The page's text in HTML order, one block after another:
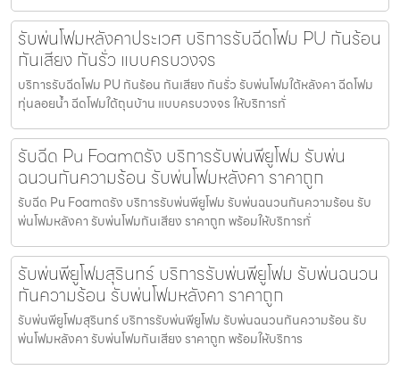
รับพ่นโฟมหลังคาประเวศ บริการรับฉีดโฟม PU กันร้อน
กันเสียง กันรั่ว แบบครบวงจร
บริการรับฉีดโฟม PU กันร้อน กันเสียง กันรั่ว รับพ่นโฟมใต้หลังคา ฉีดโฟม
ทุ่นลอยน้ำ ฉีดโฟมใต้ถุนบ้าน แบบครบวงจร ให้บริการทั่
รับฉีด Pu Foamตรัง บริการรับพ่นพียูโฟม รับพ่น
ฉนวนกันความร้อน รับพ่นโฟมหลังคา ราคาถูก
รับฉีด Pu Foamตรัง บริการรับพ่นพียูโฟม รับพ่นฉนวนกันความร้อน รับ
พ่นโฟมหลังคา รับพ่นโฟมกันเสียง ราคาถูก พร้อมให้บริการทั่
รับพ่นพียูโฟมสุรินทร์ บริการรับพ่นพียูโฟม รับพ่นฉนวน
กันความร้อน รับพ่นโฟมหลังคา ราคาถูก
รับพ่นพียูโฟมสุรินทร์ บริการรับพ่นพียูโฟม รับพ่นฉนวนกันความร้อน รับ
พ่นโฟมหลังคา รับพ่นโฟมกันเสียง ราคาถูก พร้อมให้บริการ